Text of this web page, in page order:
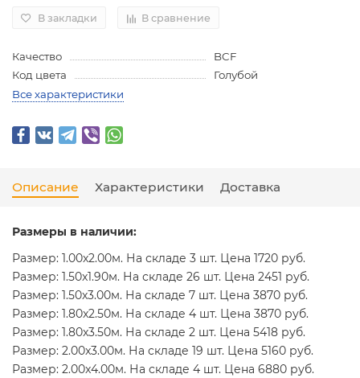
В закладки В сравнение
Качество
BCF
Код цвета
Голубой
Все характеристики
Описание Характеристики Доставка
Размеры в наличии:
Размер: 1.00x2.00м. На складе 3 шт. Цена 1720 руб.
Размер: 1.50x1.90м. На складе 26 шт. Цена 2451 руб.
Размер: 1.50x3.00м. На складе 7 шт. Цена 3870 руб.
Размер: 1.80x2.50м. На складе 4 шт. Цена 3870 руб.
Размер: 1.80x3.50м. На складе 2 шт. Цена 5418 руб.
Размер: 2.00x3.00м. На складе 19 шт. Цена 5160 руб.
Размер: 2.00x4.00м. На складе 4 шт. Цена 6880 руб.